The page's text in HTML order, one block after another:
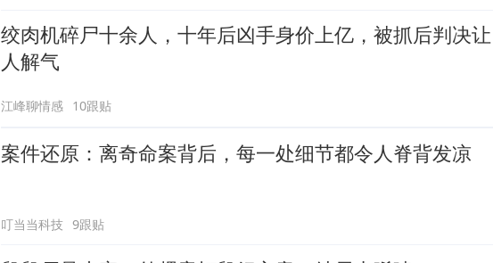
绞肉机碎尸十余人，十年后凶手身价上亿，被抓后判决让
人解气
江峰聊情感 10跟贴
案件还原：离奇命案背后，每一处细节都令人脊背发凉
叮当当科技 9跟贴